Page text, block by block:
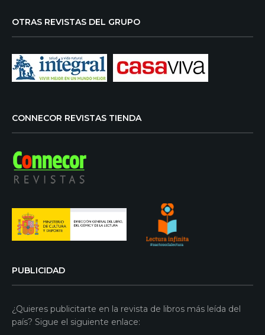
OTRAS REVISTAS DEL GRUPO
CONNECOR REVISTAS TIENDA
PUBLICIDAD
¿Quieres publicitarte en la revista de libros más leída del
país? Sigue el siguiente enlace: